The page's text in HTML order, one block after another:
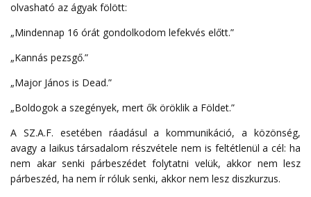
olvasható az ágyak fölött:
„Mindennap 16 órát gondolkodom lefekvés előtt.”
„Kannás pezsgő.”
„Major János is Dead.”
„Boldogok a szegények, mert ők öröklik a Földet.”
A SZ.A.F. esetében ráadásul a kommunikáció, a közönség,
avagy a laikus társadalom részvétele nem is feltétlenül a cél: ha
nem akar senki párbeszédet folytatni velük, akkor nem lesz
párbeszéd, ha nem ír róluk senki, akkor nem lesz diszkurzus.